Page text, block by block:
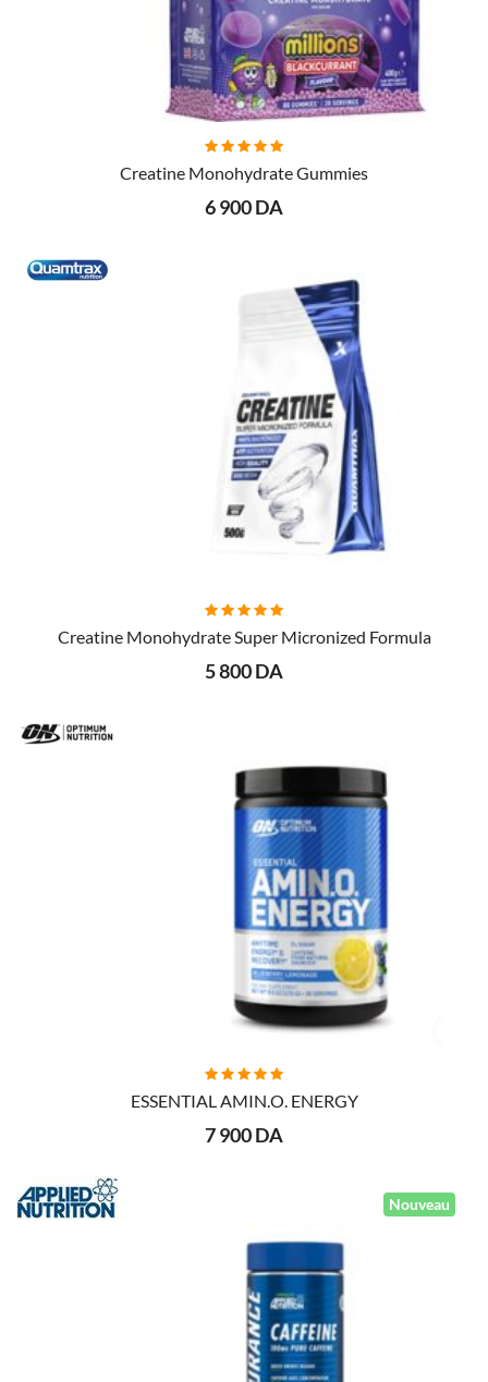
AJOUTER AU PANIER
Creatine Monohydrate Gummies
6 900 DA
AJOUTER AU PANIER
Creatine Monohydrate Super Micronized Formula
5 800 DA
AJOUTER AU PANIER
ESSENTIAL AMIN.O. ENERGY
7 900 DA
Nouveau